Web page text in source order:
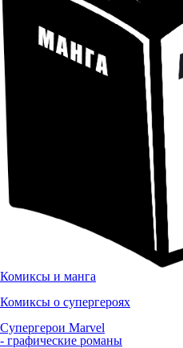
Комиксы и манга
Комиксы о супергероях
Супергерои Marvel
- графические романы